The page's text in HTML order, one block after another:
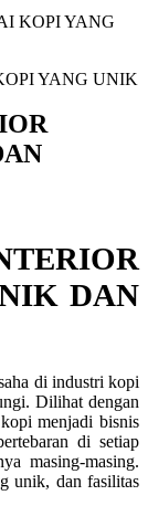
KOPI YANG
DAN
di industri kopi
Dilihat dengan
menjadi bisnis
di setiap
masing-masing.
unik, dan fasilitas